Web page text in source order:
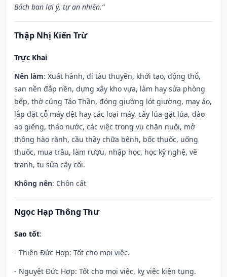
Bách ban lợi ý, tự an nhiên.”
Thập Nhị Kiến Trừ
Trực Khai
Nên làm: Xuất hành, đi tàu thuyền, khởi tạo, động thổ,
san nền đắp nền, dựng xây kho vựa, làm hay sửa phòng
bếp, thờ cúng Táo Thần, đóng giường lót giường, may áo,
lắp đặt cỗ máy dệt hay các loại máy, cấy lúa gặt lúa, đào
ao giếng, tháo nước, các việc trong vụ chăn nuôi, mở
thông hào rãnh, cầu thầy chữa bệnh, bốc thuốc, uống
thuốc, mua trâu, làm rượu, nhập học, học kỹ nghệ, vẽ
tranh, tu sửa cây cối.
Không nên: Chôn cất
Ngọc Hạp Thông Thư
Sao tốt:
- Thiên Đức Hợp: Tốt cho mọi việc.
- Nguyệt Đức Hợp: Tốt cho mọi việc, kỵ việc kiện tụng.